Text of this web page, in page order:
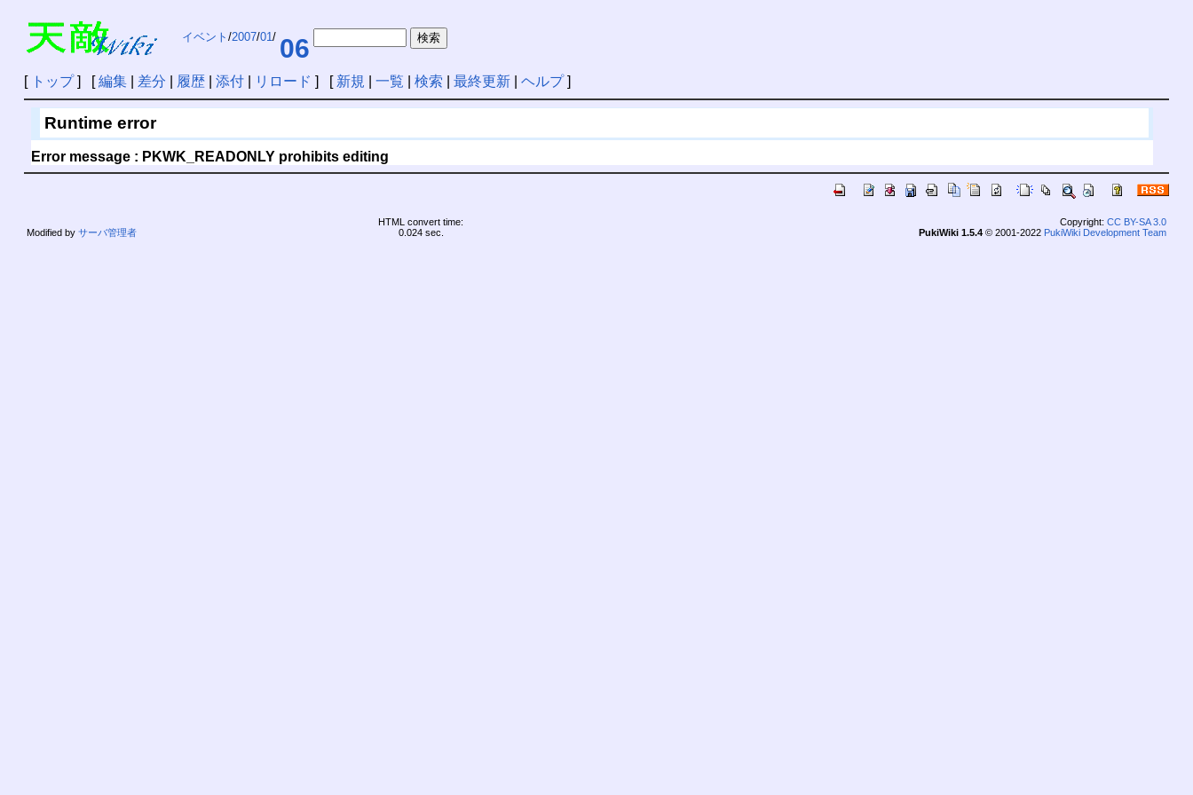
イベント /2007/01/ 06
[ トップ] [編集| 差分 履歴| 添付| リロード ] [ 新規 一覧 検索 最終更新| ヘルプ]
Runtime error
Error message : PKWK_READONLY prohibits editing
Modified by サーバ管理者
HTML convert time:
0.024 sec.
Copyright: CC BY-SA 3.0
PukiWiki 1.5.4© 2001-2022 PukiWiki Development Team